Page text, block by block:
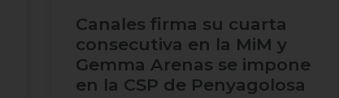
Canales firma su cuarta
consecutiva en la MiM y
Gemma Arenas se impone
en la CSP de Penyagolosa